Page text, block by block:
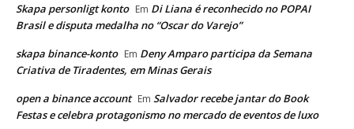
Skapa personligt konto Em Di Liana é reconhecido no POPAI
Brasil e disputa medalha no “Oscar do Varejo”
skapa binance-konto Em Deny Amparo participa da Semana
Criativa de Tiradentes, em Minas Gerais
open a binance account Em Salvador recebe jantar do Book
Festas e celebra protagonismo no mercado de eventos de luxo